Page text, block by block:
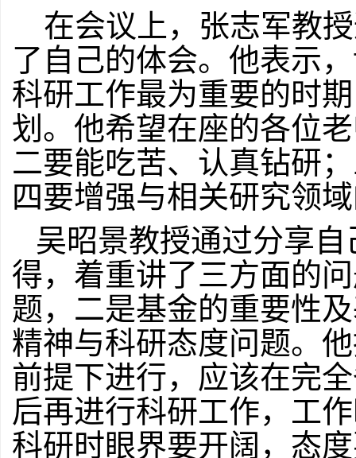
在会议上，张志军教
了自己的体会。他表示
科研工作最为重要的时
划。他希望在座的各位
二要能吃苦、认真钻研；
四要增强与相关研究领
吴昭景教授通过分享自
得，着重讲了三方面的
题，二是基金的重要性
精神与科研态度问题。
前提下进行，应该在完
后再进行科研工作，工
科研时眼界要开阔，态